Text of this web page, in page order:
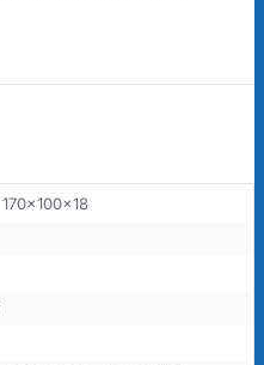
170x100x18